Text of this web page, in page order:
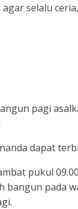
selalu
pagi
dapat
pukul
bangun pada